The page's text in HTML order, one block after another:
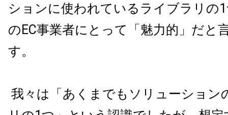
ションに使われているライブラリの1
の EC事業者にとって「魅力的」だと
す。
我々は「あくまでもソリューション